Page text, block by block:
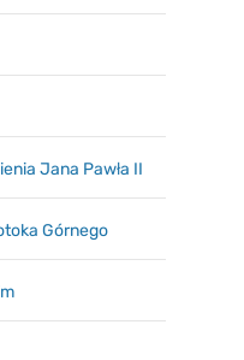
Jana Pawła II
Górnego